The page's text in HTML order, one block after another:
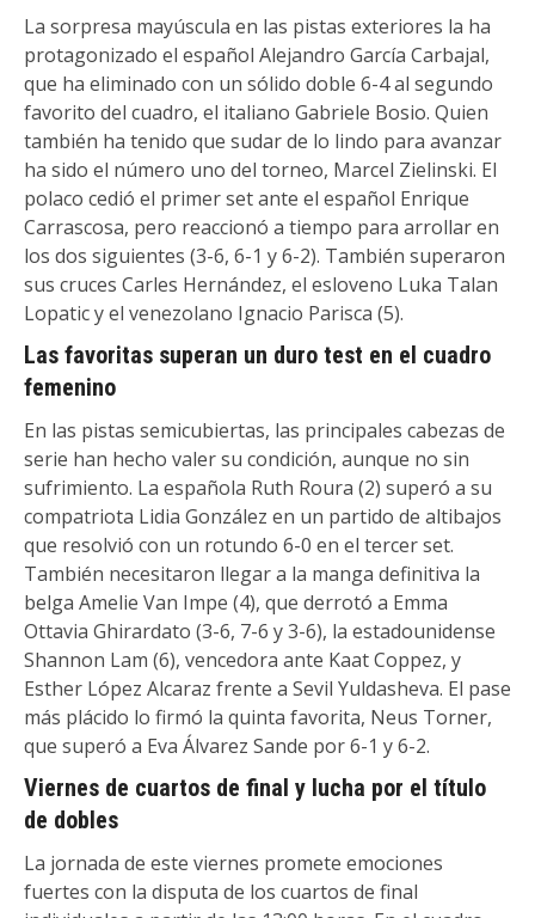
La sorpresa mayúscula en las pistas exteriores la ha
protagonizado el español Alejandro García Carbajal,
que ha eliminado con un sólido doble 6-4 al segundo
favorito del cuadro, el italiano Gabriele Bosio. Quien
también ha tenido que sudar de lo lindo para avanzar
ha sido el número uno del torneo, Marcel Zielinski. El
polaco cedió el primer set ante el español Enrique
Carrascosa, pero reaccionó a tiempo para arrollar en
los dos siguientes (3-6, 6-1 y 6-2). También superaron
sus cruces Carles Hernández, el esloveno Luka Talan
Lopatic y el venezolano Ignacio Parisca (5).
Las favoritas superan un duro test en el cuadro
femenino
En las pistas semicubiertas, las principales cabezas de
serie han hecho valer su condición, aunque no sin
sufrimiento. La española Ruth Roura (2) superó a su
compatriota Lidia González en un partido de altibajos
que resolvió con un rotundo 6-0 en el tercer set.
También necesitaron llegar a la manga definitiva la
belga Amelie Van Impe (4), que derrotó a Emma
Ottavia Ghirardato (3-6, 7-6 y 3-6), la estadounidense
Shannon Lam (6), vencedora ante Kaat Coppez, y
Esther López Alcaraz frente a Sevil Yuldasheva. El pase
más plácido lo firmó la quinta favorita, Neus Torner,
que superó a Eva Álvarez Sande por 6-1 y 6-2.
Viernes de cuartos de final y lucha por el título
de dobles
La jornada de este viernes promete emociones
fuertes con la disputa de los cuartos de final